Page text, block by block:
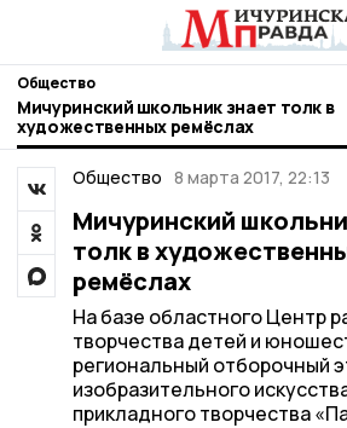
Общество
Мичуринский школьник знает толк в
художественных ремёслах
Общество 8 марта 2017, 22:13
Мичуринский
толк в
ремёслах
На базе областного Центр
творчества детей и
региональный отборочный
изобразительного
прикладного творчества